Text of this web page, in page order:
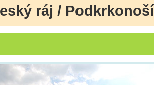
ráj / Podkrkonoší